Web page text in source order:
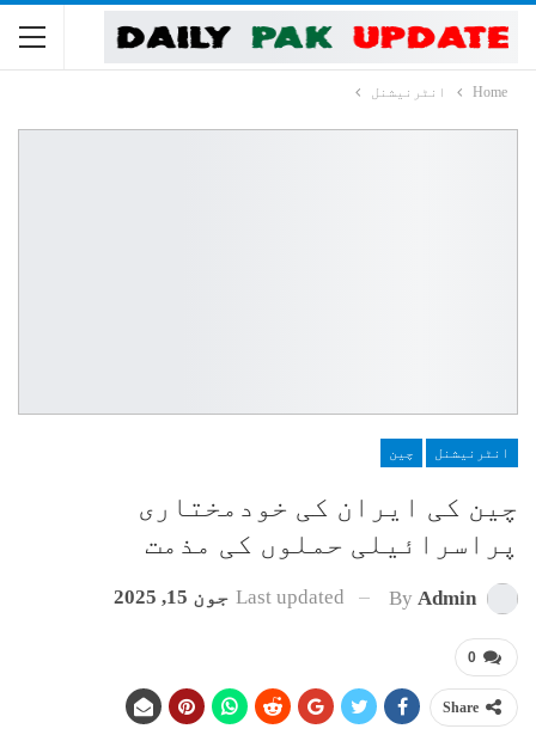
Home انٹرنیشنل
انٹرنیشنل چین
چین کی ایران کی خودمختاری
پراسرائیلی حملوں کی مذمت
By Admin
Last updated جون 15, 2025
0
Share